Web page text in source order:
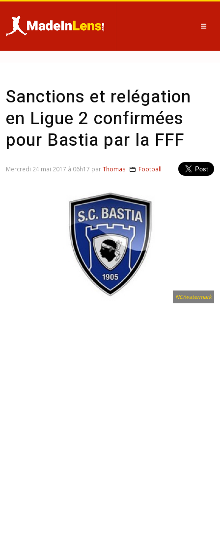
Sanctions et relégation
en Ligue 2 confirmées
pour Bastia par la FFF
NC/watermark
Mercredi 24 mai 2017 à 06h17 parThomas Football